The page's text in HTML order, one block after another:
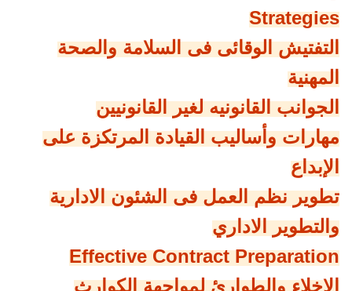
Strategies
التفتيش الوقائى فى السلامة والصحة
المهنية
الجوانب القانونيه لغير القانونيين
مهارات وأساليب القيادة المرتكزة على
الإبداع
تطوير نظم العمل فى الشئون الادارية
والتطوير الاداري
Effective Contract Preparation
الإخلاء والطوارئ لمواجهة الكوارث